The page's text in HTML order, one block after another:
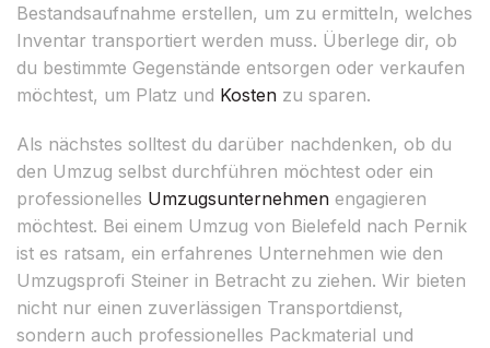
Bestandsaufnahme erstellen, um zu ermitteln, welches
Inventar transportiert werden muss. Überlege dir, ob
du bestimmte Gegenstände entsorgen oder verkaufen
möchtest, um Platz und Kosten zu sparen.
Als nächstes solltest du darüber nachdenken, ob du
den Umzug selbst durchführen möchtest oder ein
professionelles Umzugsunternehmen engagieren
möchtest. Bei einem Umzug von Bielefeld nach Pernik
ist es ratsam, ein erfahrenes Unternehmen wie den
Umzugsprofi Steiner in Betracht zu ziehen. Wir bieten
nicht nur einen zuverlässigen Transportdienst,
sondern auch professionelles Packmaterial und